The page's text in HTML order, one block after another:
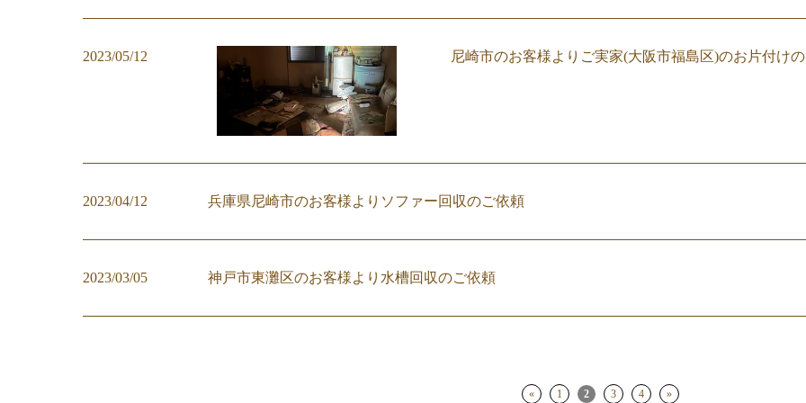
2023/05/12 尼崎市のお客様よりご実家(大阪市福島区)のお片付け
2023/04/12 兵庫県尼崎市のお客様よりソファー回収のご依頼
2023/03/05 神戸市東灘区のお客様より水槽回収のご依頼
« 1 2 3 4 »